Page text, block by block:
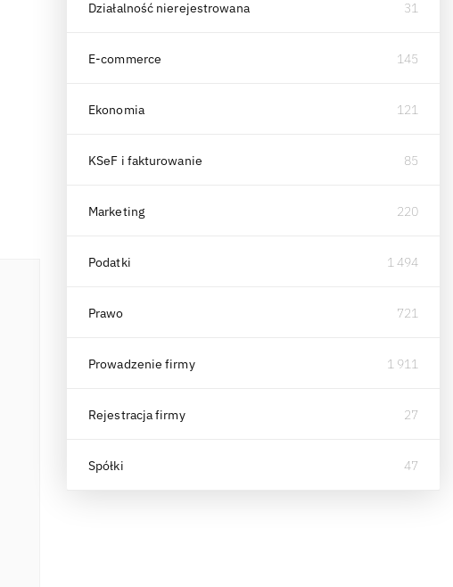
Działalność nierejestrowana 31
E-commerce 145
Ekonomia 121
KSeF i fakturowanie 85
Marketing 220
Podatki 1 494
Prawo 721
Prowadzenie firmy 1 911
Rejestracja firmy 27
Spółki 47